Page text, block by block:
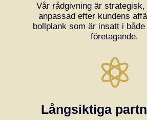
Vår rådgivning är
anpassad efter kundens
bollplank som är insatt i
företagande.

Långsiktiga